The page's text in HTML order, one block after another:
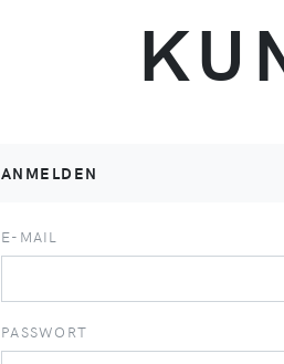
ANMELDEN
E-MAIL
PASSWORT